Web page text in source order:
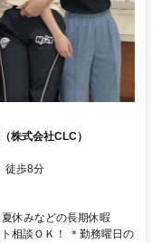
株式会社CLC）
徒歩8分
休みなどの長期休暇
相談ＯＫ！ ＊勤務曜日の